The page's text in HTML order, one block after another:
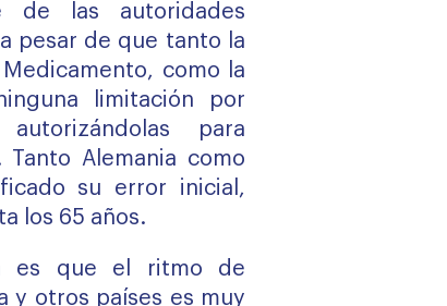
las autoridades
pesar de que tanto la
como la
limitación por
para
Tanto Alemania como
su error inicial,
los 65 años.
es que el ritmo de
y otros países es muy